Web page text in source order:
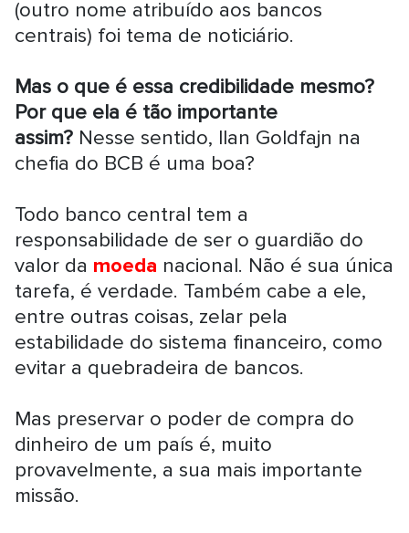
(outro nome atribuído aos bancos
centrais) foi tema de noticiário.
Mas o que é essa credibilidade mesmo?
Por que ela é tão importante
assim? Nesse sentido, Ilan Goldfajn na
chefia do BCB é uma boa?
Todo banco central tem a
responsabilidade de ser o guardião do
valor da moeda nacional. Não é sua única
tarefa, é verdade. Também cabe a ele,
entre outras coisas, zelar pela
estabilidade do sistema financeiro, como
evitar a quebradeira de bancos.
Mas preservar o poder de compra do
dinheiro de um país é, muito
provavelmente, a sua mais importante
missão.